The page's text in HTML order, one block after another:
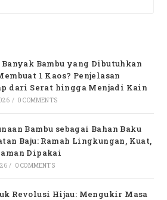
Banyak Bambu yang Dibutuhkan
1 Kaos? Penjelasan
dari Serat hingga Menjadi Kain
/ 0 COMMENTS
Bambu sebagai Bahan Baku
Baju: Ramah Lingkungan, Kuat,
Dipakai
/ 0 COMMENTS
Revolusi Hijau: Mengukir Masa